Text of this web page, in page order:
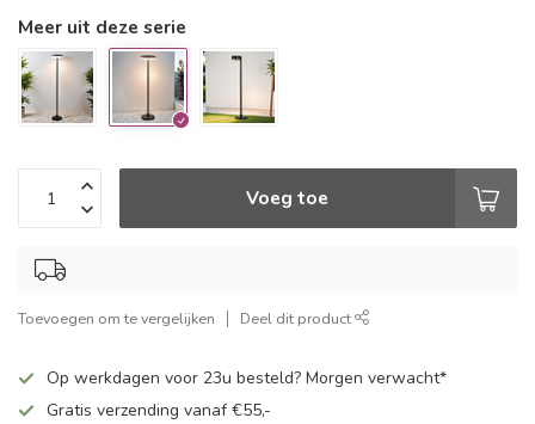
Meer uit deze serie
Voeg toe
Toevoegen om te vergelijken Deel dit product
Op werkdagen voor 23u besteld? Morgen verwacht*
Gratis verzending vanaf €55,-